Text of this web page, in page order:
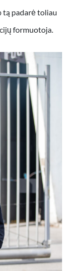
tą padarė toliau
formuotoja.